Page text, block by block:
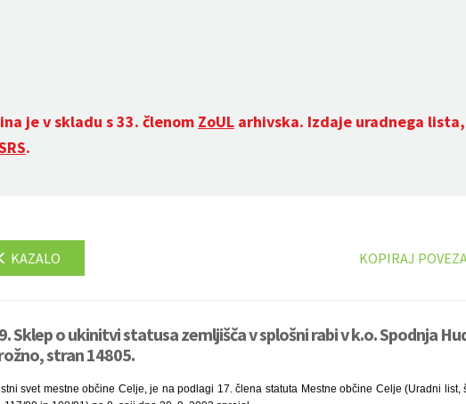
je v skladu s 33. členom ZoUL arhivska. Izdaje uradnega
.
KAZALO KOPIRAJ
Sklep o ukinitvi statusa zemljišča v splošni rabi v k.o. Spodnja
stran 14805.
svet mestne občine Celje, je na podlagi 17. člena statuta Mestne občine Celje (Uradni list,